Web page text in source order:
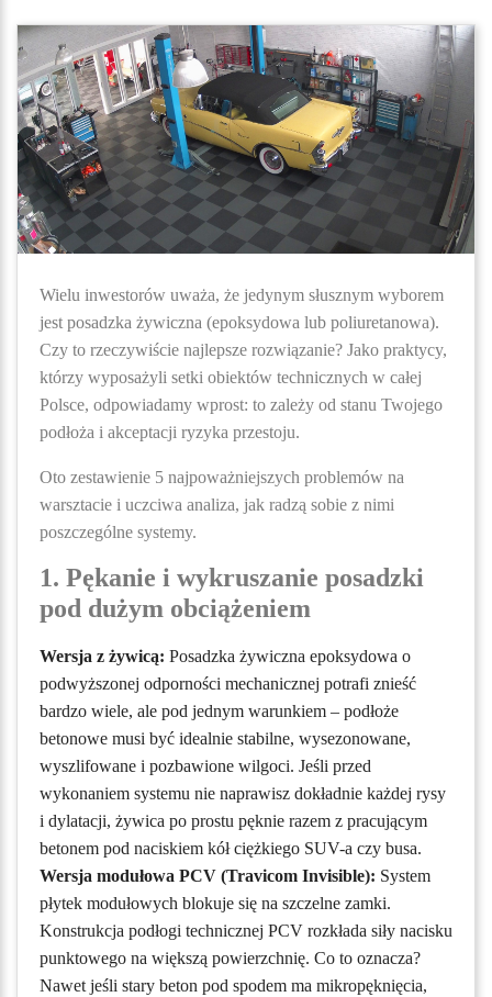
Wielu inwestorów uważa, że jedynym słusznym wyborem
jest posadzka żywiczna (epoksydowa lub poliuretanowa).
Czy to rzeczywiście najlepsze rozwiązanie? Jako praktycy,
którzy wyposażyli setki obiektów technicznych w całej
Polsce, odpowiadamy wprost: to zależy od stanu Twojego
podłoża i akceptacji ryzyka przestoju.
Oto zestawienie 5 najpoważniejszych problemów na
warsztacie i uczciwa analiza, jak radzą sobie z nimi
poszczególne systemy.
1. Pękanie i wykruszanie posadzki
pod dużym obciążeniem
Wersja z żywicą: Posadzka żywiczna epoksydowa o
podwyższonej odporności mechanicznej potrafi znieść
bardzo wiele, ale pod jednym warunkiem – podłoże
betonowe musi być idealnie stabilne, wysezonowane,
wyszlifowane i pozbawione wilgoci. Jeśli przed
wykonaniem systemu nie naprawisz dokładnie każdej rysy
i dylatacji, żywica po prostu pęknie razem z pracującym
betonem pod naciskiem kół ciężkiego SUV-a czy busa.
Wersja modułowa PCV (Travicom Invisible): System
płytek modułowych blokuje się na szczelne zamki.
Konstrukcja podłogi technicznej PCV rozkłada siły nacisku
punktowego na większą powierzchnię. Co to oznacza?
Nawet jeśli stary beton pod spodem ma mikropęknięcia,